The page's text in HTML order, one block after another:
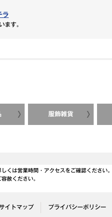
ラ
ます。
服飾雑貨
くは営業時間・アクセスをご確認ください。
赦ください。
イトマップ プライバシーポリシー